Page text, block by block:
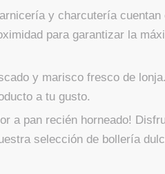
y charcutería
para garantizar la
y marisco fresco de
a tu gusto.
a pan recién horneado!
selección de bollería